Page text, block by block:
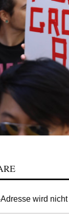
wird